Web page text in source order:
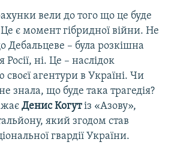
вели до того що це буде
є момент гібридної війни. Не
– була розкішна
Росії, ні. Це – наслідок
своєї агентури в Україні. Чи
знала, що буде така трагедія?
Денис Когутіз «Азову»,
який згодом став
гвардії України.